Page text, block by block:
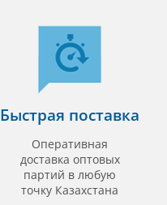
Быстрая поставка
Оперативная
доставка оптовых
партий в любую
точку Казахстана